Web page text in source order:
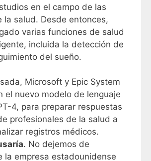
en el campo de las
la salud. Desde entonces,
varias funciones de salud
incluida la detección de
del sueño.
Microsoft y Epic System
el nuevo modelo de lenguaje
4, para preparar respuestas
profesionales de la salud a
registros médicos.
. No dejemos de
la empresa estadounidense